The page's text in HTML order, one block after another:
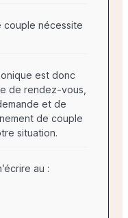
couple nécessite
est donc
de rendez-vous,
et de
de couple
situation.
au :